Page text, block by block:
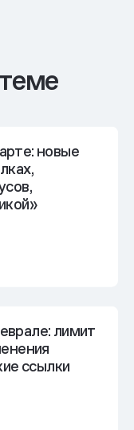
новые
лимит
ссылки